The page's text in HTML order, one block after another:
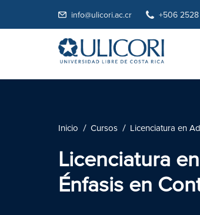
info@ulicori.ac.cr +506
Inicio Cursos Licenciatura en
Licenciatura
Énfasis en